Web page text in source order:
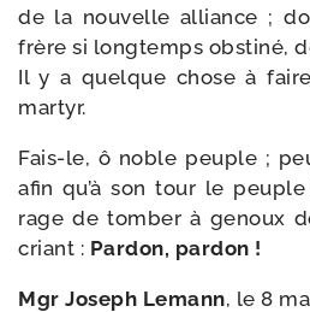
de la nou­velle alliance ;
frère si long­temps obs­ti­né,
Il y a quelque chose à
martyr.
Fais-​le, ô noble peuple ;
afin qu’à son tour le
rage de tom­ber à genoux
criant : Pardon, par­don !
Mgr Joseph Lemann, le 8